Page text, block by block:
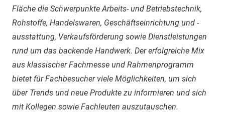
Fläche die Schwerpunkte Arbeits- und Betriebstechnik,
Rohstoffe, Handelswaren, Geschäftseinrichtung und -
ausstattung, Verkaufsförderung sowie Dienstleistungen
rund um das backende Handwerk. Der erfolgreiche Mix
aus klassischer Fachmesse und Rahmenprogramm
bietet für Fachbesucher viele Möglichkeiten, um sich
über Trends und neue Produkte zu informieren und sich
mit Kollegen sowie Fachleuten auszutauschen.